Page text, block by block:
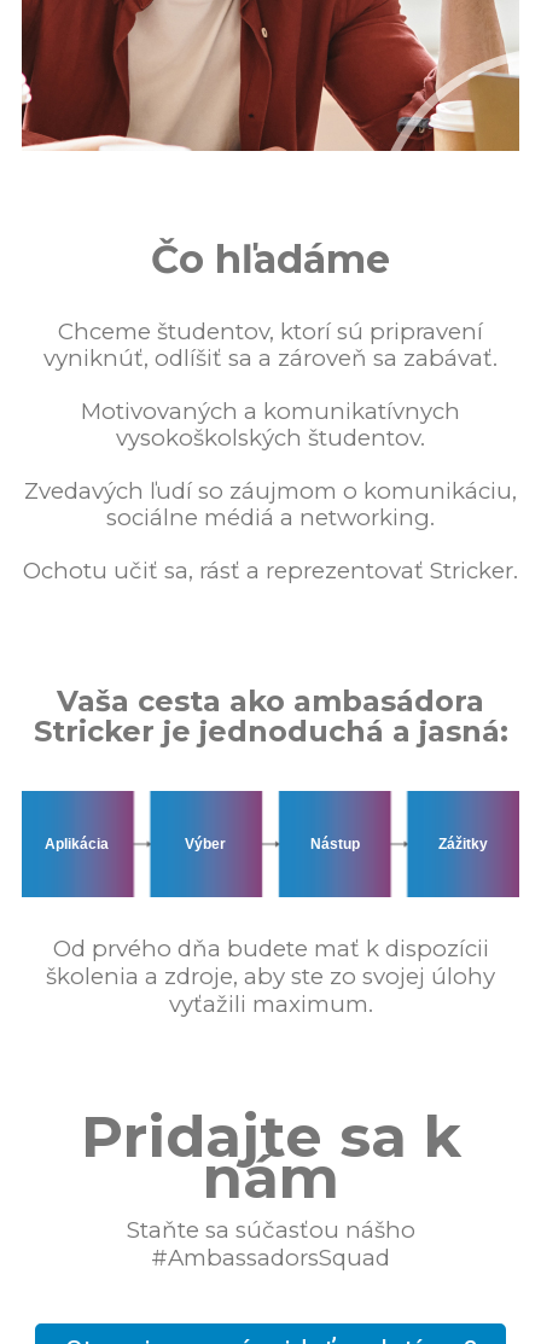
Čo hľadáme
Chceme študentov, ktorí sú pripravení
vyniknúť, odlíšiť sa a zároveň sa zabávať.
Motivovaných a komunikatívnych
vysokoškolských študentov.
Zvedavých ľudí so záujmom o komunikáciu,
sociálne médiá a networking.
Ochotu učiť sa, rásť a reprezentovať Stricker.
Vaša cesta ako ambasádora
Stricker je jednoduchá a jasná:
Aplikácia Výber Nástup Zážitky
Od prvého dňa budete mať k dispozícii
školenia a zdroje, aby ste zo svojej úlohy
vyťažili maximum.
Pridajte sa k
nám
Staňte sa súčasťou nášho
#AmbassadorsSquad